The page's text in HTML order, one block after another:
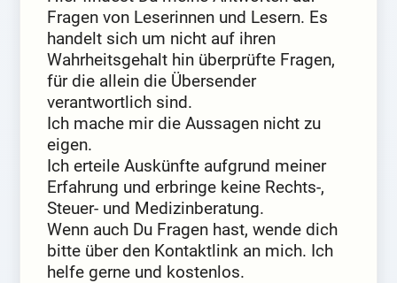
Fragen von Leserinnen und Lesern. Es
handelt sich um nicht auf ihren
Wahrheitsgehalt hin überprüfte Fragen,
für die allein die Übersender
verantwortlich sind.
Ich mache mir die Aussagen nicht zu
eigen.
Ich erteile Auskünfte aufgrund meiner
Erfahrung und erbringe keine Rechts-,
Steuer- und Medizinberatung.
Wenn auch Du Fragen hast, wende dich
bitte über den Kontaktlink an mich. Ich
helfe gerne und kostenlos.